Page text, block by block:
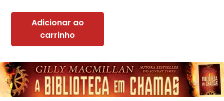
Adicionar ao
carrinho